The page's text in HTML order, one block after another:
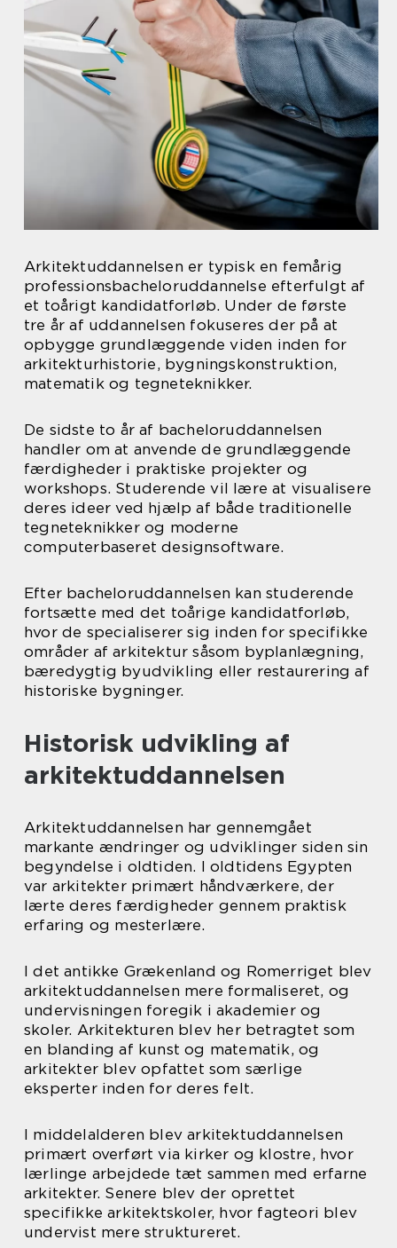
Arkitektuddannelsen er typisk en femårig
professionsbacheloruddannelse efterfulgt af
et toårigt kandidatforløb. Under de første
tre år af uddannelsen fokuseres der på at
opbygge grundlæggende viden inden for
arkitekturhistorie, bygningskonstruktion,
matematik og tegneteknikker.
De sidste to år af bacheloruddannelsen
handler om at anvende de grundlæggende
færdigheder i praktiske projekter og
workshops. Studerende vil lære at visualisere
deres ideer ved hjælp af både traditionelle
tegneteknikker og moderne
computerbaseret designsoftware.
Efter bacheloruddannelsen kan studerende
fortsætte med det toårige kandidatforløb,
hvor de specialiserer sig inden for specifikke
områder af arkitektur såsom byplanlægning,
bæredygtig byudvikling eller restaurering af
historiske bygninger.
Historisk udvikling af
arkitektuddannelsen
Arkitektuddannelsen har gennemgået
markante ændringer og udviklinger siden sin
begyndelse i oldtiden. I oldtidens Egypten
var arkitekter primært håndværkere, der
lærte deres færdigheder gennem praktisk
erfaring og mesterlære.
I det antikke Grækenland og Romerriget blev
arkitektuddannelsen mere formaliseret, og
undervisningen foregik i akademier og
skoler. Arkitekturen blev her betragtet som
en blanding af kunst og matematik, og
arkitekter blev opfattet som særlige
eksperter inden for deres felt.
I middelalderen blev arkitektuddannelsen
primært overført via kirker og klostre, hvor
lærlinge arbejdede tæt sammen med erfarne
arkitekter. Senere blev der oprettet
specifikke arkitektskoler, hvor fagteori blev
undervist mere struktureret.